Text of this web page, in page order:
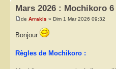
Mars 2026 : Mochikoro 6
de Arrakis » Dim 1 Mar 2026 09:32
Bonjour
Règles de Mochikoro :